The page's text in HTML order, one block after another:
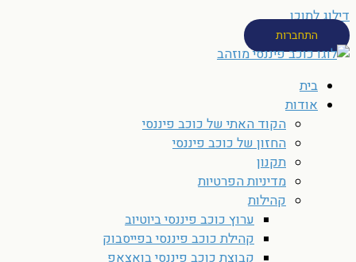
דילוג לתוכן
התחברות
בית
אודות
הקוד האתי של כוכב פיננסי
החזון של כוכב פיננסי
תקנון
מדיניות הפרטיות
קהילות
ערוץ כוכב פיננסי ביוטיוב
קהילת כוכב פיננסי בפייסבוק